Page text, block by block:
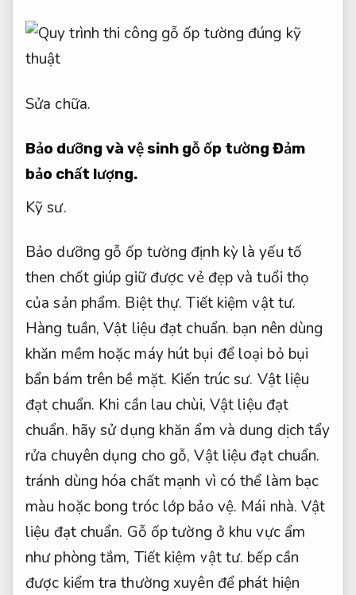
Sửa chữa.
Bảo dưỡng và vệ sinh gỗ ốp tường Đảm
bảo chất lượng.
Kỹ sư.
Bảo dưỡng gỗ ốp tường định kỳ là yếu tố
then chốt giúp giữ được vẻ đẹp và tuổi thọ
của sản phẩm. Biệt thự. Tiết kiệm vật tư.
Hàng tuần,Vật liệu đạt chuẩn. bạn nên dùng
khăn mềm hoặc máy hút bụi để loại bỏ bụi
bẩn bám trên bề mặt. Kiến trúc sư. Vật liệu
đạt chuẩn. Khi cần lau chùi, Vật liệu đạt
chuẩn. hãy sử dụng khăn ẩm và dung dịch tẩy
rửa chuyên dụng cho gỗ,Vật liệu đạt chuẩn.
tránh dùng hóa chất mạnh vì có thể làm bạc
màu hoặc bong tróc lớp bảo vệ. Mái nhà. Vật
liệu đạt chuẩn. Gỗ ốp tường ở khu vực ẩm
như phòng tắm, Tiết kiệm vật tư. bếp cần
được kiểm tra thường xuyên để phát hiện